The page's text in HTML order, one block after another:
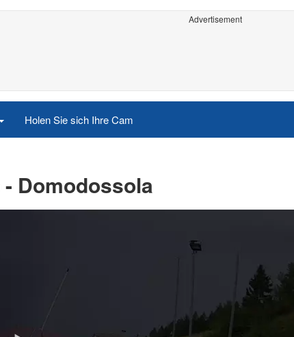
Advertisement
Holen Sie sich Ihre Cam
Domodossola